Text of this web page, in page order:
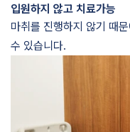
입원하지 않고 치료가능
마취를 진행하지 않기 때
수 있습니다.